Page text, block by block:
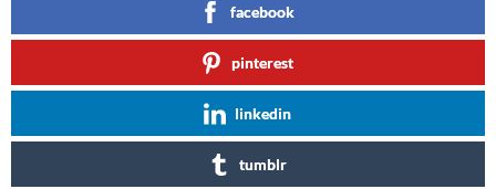
facebook
pinterest
linkedin
tumblr